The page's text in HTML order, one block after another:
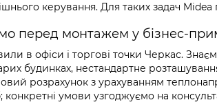
керування. Для таких задач
перед монтажем у бізнес-
в офіси і торгові точки Черкас.
будинках, нестандартне
розрахунок з урахуванням
умови узгоджуємо на